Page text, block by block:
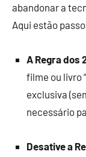
abandonar a
Aqui estão
A Regra dos
filme ou livro
exclusiva
necessário
Desative a